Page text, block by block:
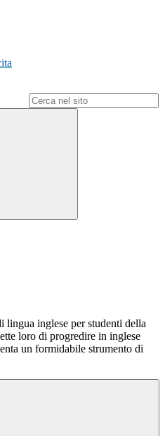
lingua inglese per studenti della
loro di progredire in inglese
un formidabile strumento di